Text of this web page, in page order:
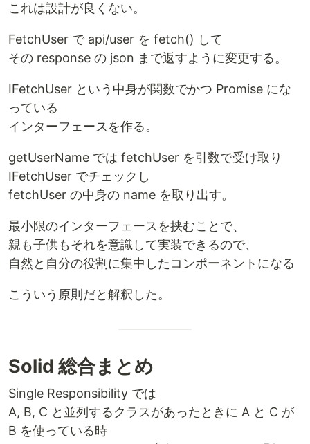
これは設計が良くない。
FetchUser で api/user を fetch() して
その response の json まで返すように変更する。
IFetchUser という中身が関数でかつ Promise にな
っている
インターフェースを作る。
getUserName では fetchUser を引数で受け取り
IFetchUser でチェックし
fetchUser の中身の name を取り出す。
最小限のインターフェースを挟むことで、
親も子供もそれを意識して実装できるので、
自然と自分の役割に集中したコンポーネントになる
こういう原則だと解釈した。
Solid 総合まとめ
Single Responsibility では
A, B, C と並列するクラスがあったときに A と C が
B を使っている時